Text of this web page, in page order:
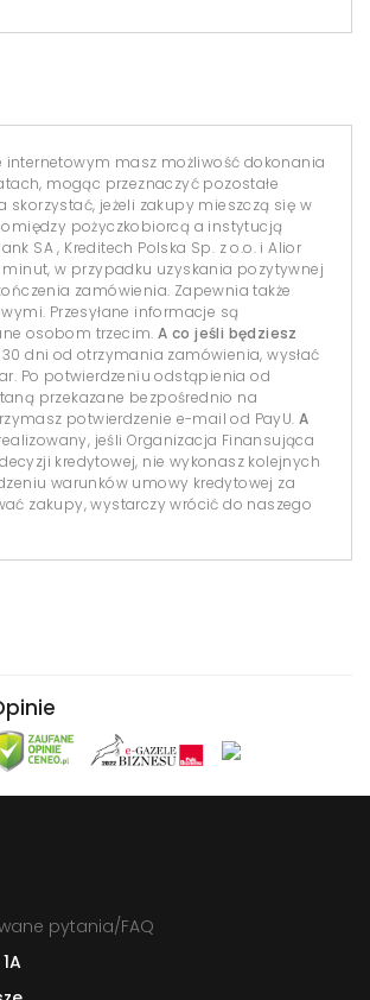
internetowym masz możliwość dokonania
mogąc przeznaczyć pozostałe
skorzystać, jeżeli zakupy mieszczą się w
pożyczkobiorcą a instytucją
SA , Kreditech Polska Sp. z o.o. i Alior
w przypadku uzyskania pozytywnej
zamówienia. Zapewnia także
Przesyłane informacje są
osobom trzecim. A co jeśli będziesz
dni od otrzymania zamówienia, wysłać
Po potwierdzeniu odstąpienia od
przekazane bezpośrednio na
potwierdzenie e-mail od PayU. A
jeśli Organizacja Finansująca
kredytowej, nie wykonasz kolejnych
warunków umowy kredytowej za
zakupy, wystarczy wrócić do naszego
pytania/FAQ